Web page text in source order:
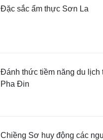
Đặc sắc ẩm thực Sơn La
Đánh thức tiềm năng du lịch
Pha Đin
Chiềng Sơ huy động các